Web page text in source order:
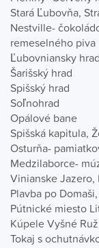
Stará Ľubovňa,
Nestville-
remeselného piva
Ľubovniansky hrad
Šarišský hrad
Spišský hrad
Soľnohrad
Opálové bane
Spišská kapitula,
Osturňa-
Medzilaborce-
Vinianske Jazero,
Plavba po
Pútnické miesto
Kúpele Vyšné
Tokaj s